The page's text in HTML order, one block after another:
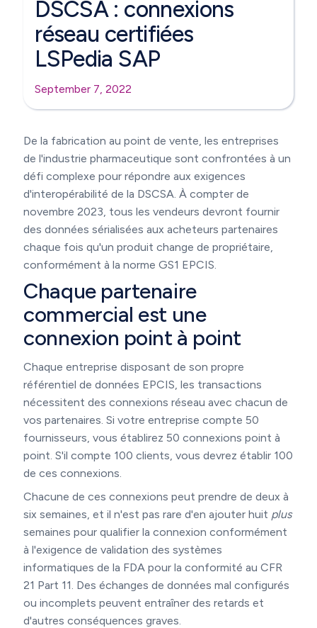
DSCSA : connexions
réseau certifiées
LSPedia SAP
September 7, 2022
De la fabrication au point de vente, les entreprises
de l'industrie pharmaceutique sont confrontées à un
défi complexe pour répondre aux exigences
d'interopérabilité de la DSCSA. À compter de
novembre 2023, tous les vendeurs devront fournir
des données sérialisées aux acheteurs partenaires
chaque fois qu'un produit change de propriétaire,
conformément à la norme GS1 EPCIS.
Chaque partenaire
commercial est une
connexion point à point
Chaque entreprise disposant de son propre
référentiel de données EPCIS, les transactions
nécessitent des connexions réseau avec chacun de
vos partenaires. Si votre entreprise compte 50
fournisseurs, vous établirez 50 connexions point à
point. S'il compte 100 clients, vous devrez établir 100
de ces connexions.
Chacune de ces connexions peut prendre de deux à
six semaines, et il n'est pas rare d'en ajouter huit plus
semaines pour qualifier la connexion conformément
à l'exigence de validation des systèmes
informatiques de la FDA pour la conformité au CFR
21 Part 11. Des échanges de données mal configurés
ou incomplets peuvent entraîner des retards et
d'autres conséquences graves.